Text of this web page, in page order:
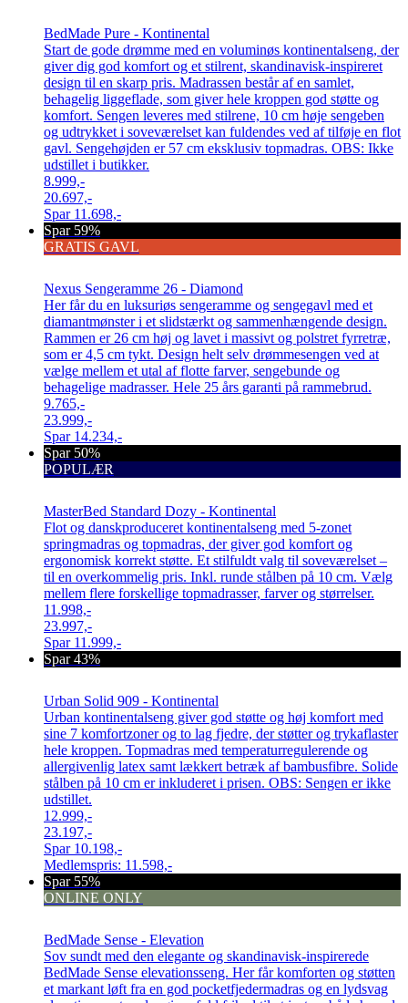
BedMade Pure - Kontinental
Start de gode drømme med en voluminøs kontinentalseng, der
giver dig god komfort og et stilrent, skandinavisk-inspireret
design til en skarp pris. Madrassen består af en samlet,
behagelig liggeflade, som giver hele kroppen god støtte og
komfort. Sengen leveres med stilrene, 10 cm høje sengeben
og udtrykket i soveværelset kan fuldendes ved af tilføje en flot
gavl. Sengehøjden er 57 cm eksklusiv topmadras. OBS: Ikke
udstillet i butikker.
8.999,-
20.697,-
Spar 11.698,-
Spar 59%
GRATIS GAVL
Nexus Sengeramme 26 - Diamond
Her får du en luksuriøs sengeramme og sengegavl med et
diamantmønster i et slidstærkt og sammenhængende design.
Rammen er 26 cm høj og lavet i massivt og polstret fyrretræ,
som er 4,5 cm tykt. Design helt selv drømmesengen ved at
vælge mellem et utal af flotte farver, sengebunde og
behagelige madrasser. Hele 25 års garanti på rammebrud.
9.765,-
23.999,-
Spar 14.234,-
Spar 50%
POPULÆR
MasterBed Standard Dozy - Kontinental
Flot og danskproduceret kontinentalseng med 5-zonet
springmadras og topmadras, der giver god komfort og
ergonomisk korrekt støtte. Et stilfuldt valg til soveværelset –
til en overkommelig pris. Inkl. runde stålben på 10 cm. Vælg
mellem flere forskellige topmadrasser, farver og størrelser.
11.998,-
23.997,-
Spar 11.999,-
Spar 43%
Urban Solid 909 - Kontinental
Urban kontinentalseng giver god støtte og høj komfort med
sine 7 komfortzoner og to lag fjedre, der støtter og trykaflaster
hele kroppen. Topmadras med temperaturregulerende og
allergivenlig latex samt lækkert betræk af bambusfibre. Solide
stålben på 10 cm er inkluderet i prisen. OBS: Sengen er ikke
udstillet.
12.999,-
23.197,-
Spar 10.198,-
Medlemspris: 11.598,-
Spar 55%
ONLINE ONLY
BedMade Sense - Elevation
Sov sundt med den elegante og skandinavisk-inspirerede
BedMade Sense elevationsseng. Her får komforten og støtten
et markant løft fra en god pocketfjedermadras og en lydsvag